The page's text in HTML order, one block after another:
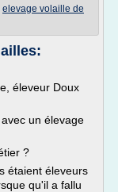
elevage volaille de
éleveur Doux
un élevage
?
étaient éleveurs
qu'il a fallu